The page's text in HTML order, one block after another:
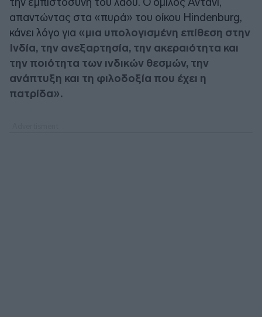
απαντώντας στα «πυρά» του οίκου Hindenburg,
κάνει λόγο για «μια υπολογισμένη επίθεση στην
Ινδία, την ανεξαρτησία, την ακεραιότητα και
την ποιότητα των ινδικών θεσμών, την
ανάπτυξη και τη φιλοδοξία που έχει η
πατρίδα».